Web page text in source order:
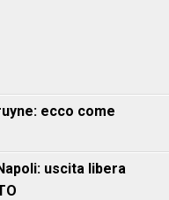
ecco come
uscita libera